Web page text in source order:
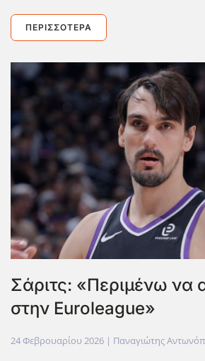
ΠΕΡΙΣΣΌΤΕΡΑ
Σάριτς: «Περιμένω να
στην Euroleague»
24 Φεβρουαρίου 2026 | Παναγιώτης